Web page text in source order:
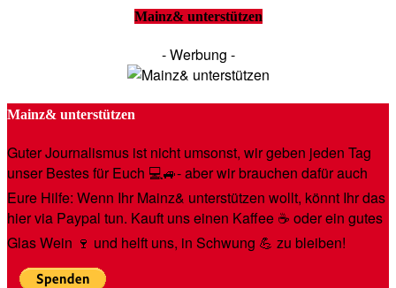
Mainz& unterstützen
- Werbung -
Mainz& unterstützen
Guter Journalismus ist nicht umsonst, wir geben jeden Tag
unser Bestes für Euch 💻🚙- aber wir brauchen dafür auch
Eure Hilfe: Wenn Ihr Mainz& unterstützen wollt, könnt Ihr das
hier via Paypal tun. Kauft uns einen Kaffee ☕️ oder ein gutes
Glas Wein 🍷 und helft uns, in Schwung 💪 zu bleiben!